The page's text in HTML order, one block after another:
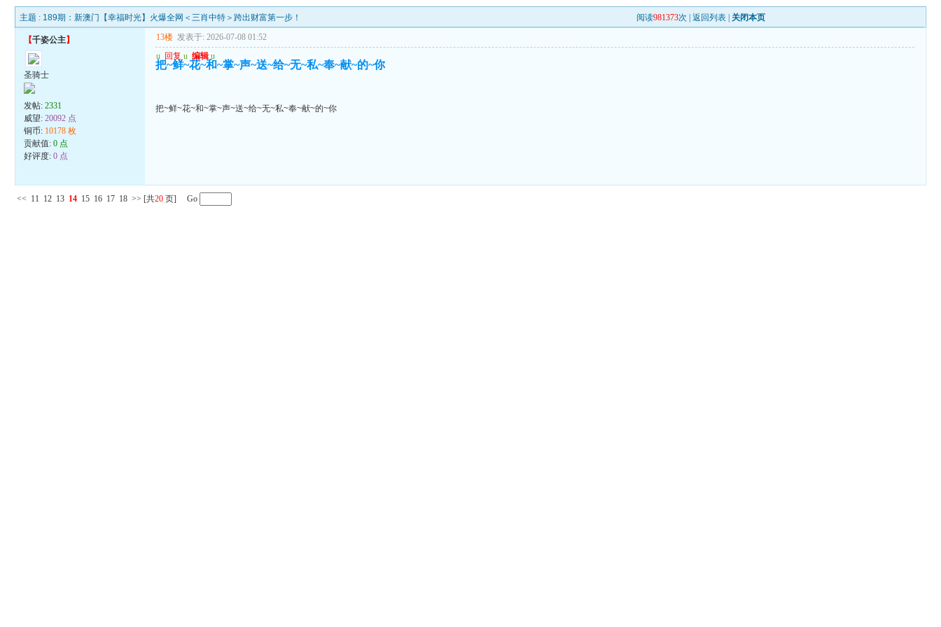
主题 : 189期：新澳门【幸福时光】火爆全网＜三肖中特＞跨出财富第一步！ 阅读981373次 |返回列表 关闭本页
【千姿公主】
圣骑士
发帖:2331
威望:20092 点
铜币: 10178 枚
贡献值:0 点
好评度:0 点
13楼 发表于: 2026-07-08 01:52
u 回复 u 编辑 u
把~鲜~花~和~掌~声~送~给~无~私~奉~献~的~你
把~鲜~花~和~掌~声~送~给~无~私~奉~献~的~你
<< 11 12 13 14 15 16 17 18 >> [共20 页] Go